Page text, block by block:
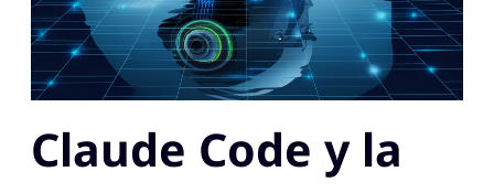
Claude Code y la